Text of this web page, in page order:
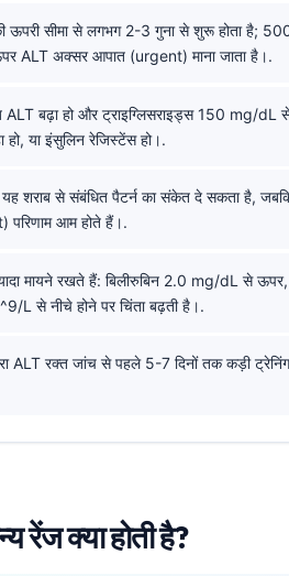
ऊपरी सीमा से लगभग 2-3 गुना से शुरू होता है;
ALT अक्सर आपात (urgent) माना जाता है।.
बढ़ा हो और ट्राइग्लिसराइड्स 150 mg/dL से
हो, या इंसुलिन रेजिस्टेंस हो।.
शराब से संबंधित पैटर्न का संकेत दे सकता है,
आम होते हैं।.
मायने रखते हैं: बिलीरुबिन 2.0 mg/dL से
L से नीचे होने पर चिंता बढ़ती है।.
ALT रक्त जांच से पहले 5-7 दिनों तक कड़ी
रेंज क्या होती है?